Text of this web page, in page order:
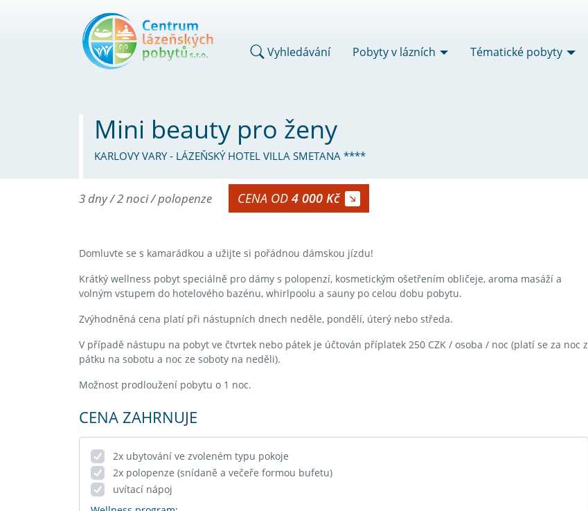
Vyhledávání Pobyty v lázních Tématické pobyty
Mini beauty pro ženy
KARLOVY VARY - LÁZEŇSKÝ HOTEL VILLA SMETANA ****
3 dny / 2 noci / polopenze CENA OD 4 000 Kč
Domluvte se s kamarádkou a užijte si pořádnou dámskou jízdu!
Krátký wellness pobyt speciálně pro dámy s polopenzí, kosmetickým ošetřením obličeje, aroma masáží a
volným vstupem do hotelového bazénu, whirlpoolu a sauny po celou dobu pobytu.
Zvýhodněná cena platí při nástupních dnech neděle, pondělí, úterý nebo středa.
V případě nástupu na pobyt ve čtvrtek nebo pátek je účtován příplatek 250 CZK / osoba / noc (platí se za noc z
pátku na sobotu a noc ze soboty na neděli).
Možnost prodloužení pobytu o 1 noc.
CENA ZAHRNUJE
2x ubytování ve zvoleném typu pokoje
2x polopenze (snídaně a večeře formou bufetu)
uvítací nápoj